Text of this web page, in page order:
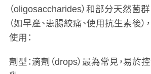
（oligosaccharides）和部分天然菌
（如早產、患腸絞痛、使用抗生素後
使用：
劑型 ：滴劑（drops）最為常見，易